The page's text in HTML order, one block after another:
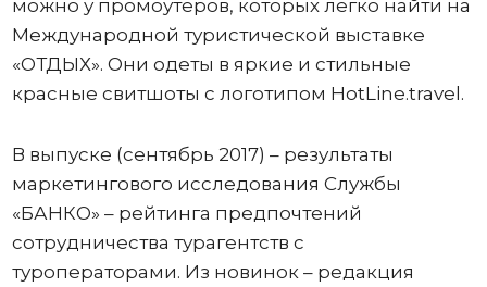
можно у промоутеров, которых легко найти на
Международной туристической выставке
«ОТДЫХ». Они одеты в яркие и стильные
красные свитшоты с логотипом HotLine.travel.
В выпуске (сентябрь 2017) – результаты
маркетингового исследования Службы
«БАНКО» – рейтинга предпочтений
сотрудничества турагентств с
туроператорами. Из новинок – редакция